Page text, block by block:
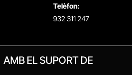
Telèfon:
932 311 247
AMB EL SUPORT DE